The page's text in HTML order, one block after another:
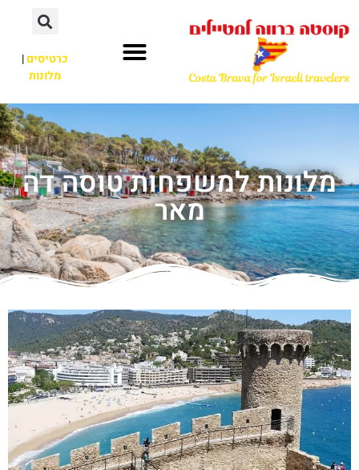
כרטיסים|
מלונות
מלונות למשפחות טוסה דה
מאר